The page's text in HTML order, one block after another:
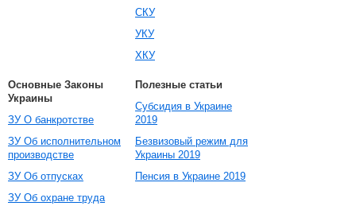
СКУ
УКУ
ХКУ
Основные Законы
Украины
ЗУ О банкротстве
ЗУ Об исполнительном
производстве
ЗУ Об отпусках
ЗУ Об охране труда
Полезные статьи
Субсидия в Украине
2019
Безвизовый режим для
Украины 2019
Пенсия в Украине 2019